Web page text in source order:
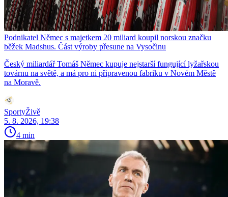
Podnikatel Němec s majetkem 20 miliard koupil norskou značku
běžek Madshus. Část výroby přesune na Vysočinu
Český miliardář Tomáš Němec kupuje nejstarší fungující lyžařskou
továrnu na světě, a má pro ni připravenou fabriku v Novém Městě
na Moravě.
SportyŽivě
5. 8. 2026, 19:38
4 min